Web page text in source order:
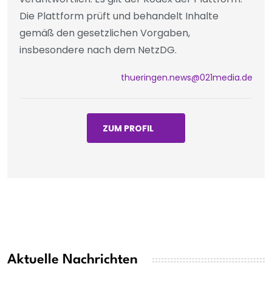
Die Plattform prüft und behandelt Inhalte
gemäß den gesetzlichen Vorgaben,
insbesondere nach dem NetzDG.
thueringen.news@021media.de
ZUM PROFIL
Aktuelle Nachrichten